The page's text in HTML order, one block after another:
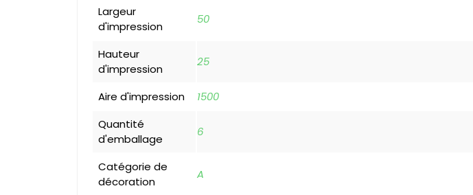
Largeur
d'impression
50
Hauteur
d'impression
25
Aire d'impression
1500
Quantité
d'emballage
6
Catégorie de
décoration
A